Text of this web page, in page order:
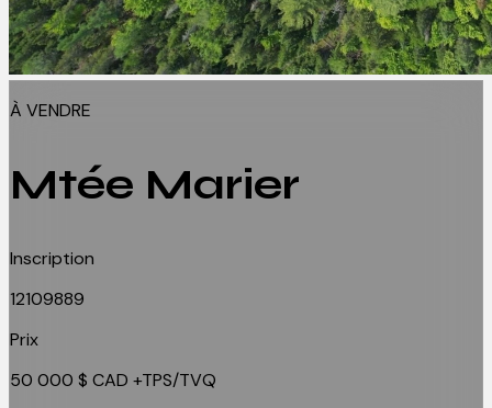
À VENDRE
Mtée Marier
Inscription
12109889
Prix
50 000 $ CAD +TPS/TVQ